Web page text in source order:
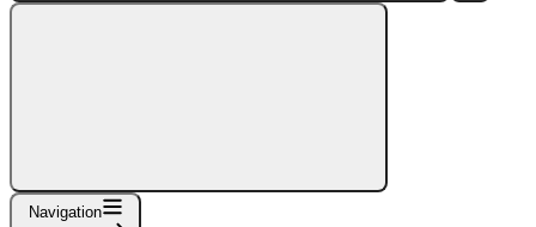
Navigation